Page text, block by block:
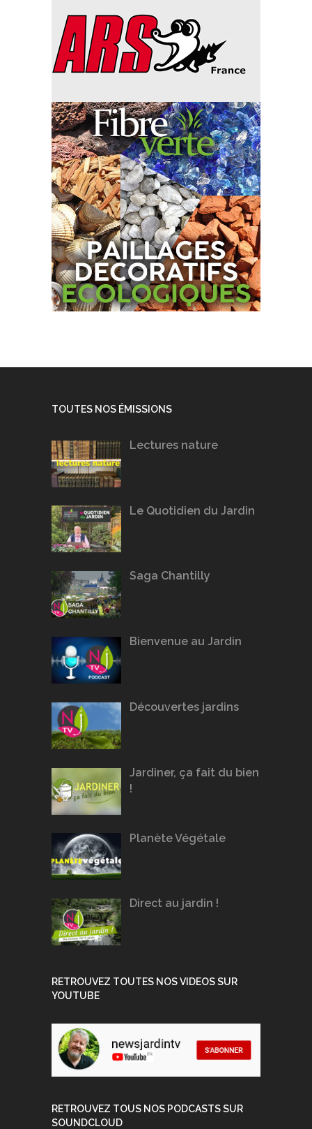
TOUTES NOS ÉMISSIONS
Lectures nature
Le Quotidien du Jardin
Saga Chantilly
Bienvenue au Jardin
Découvertes jardins
Jardiner, ça fait du bien
!
Planète Végétale
Direct au jardin !
RETROUVEZ TOUTES NOS VIDEOS SUR
YOUTUBE
RETROUVEZ TOUS NOS PODCASTS SUR
SOUNDCLOUD